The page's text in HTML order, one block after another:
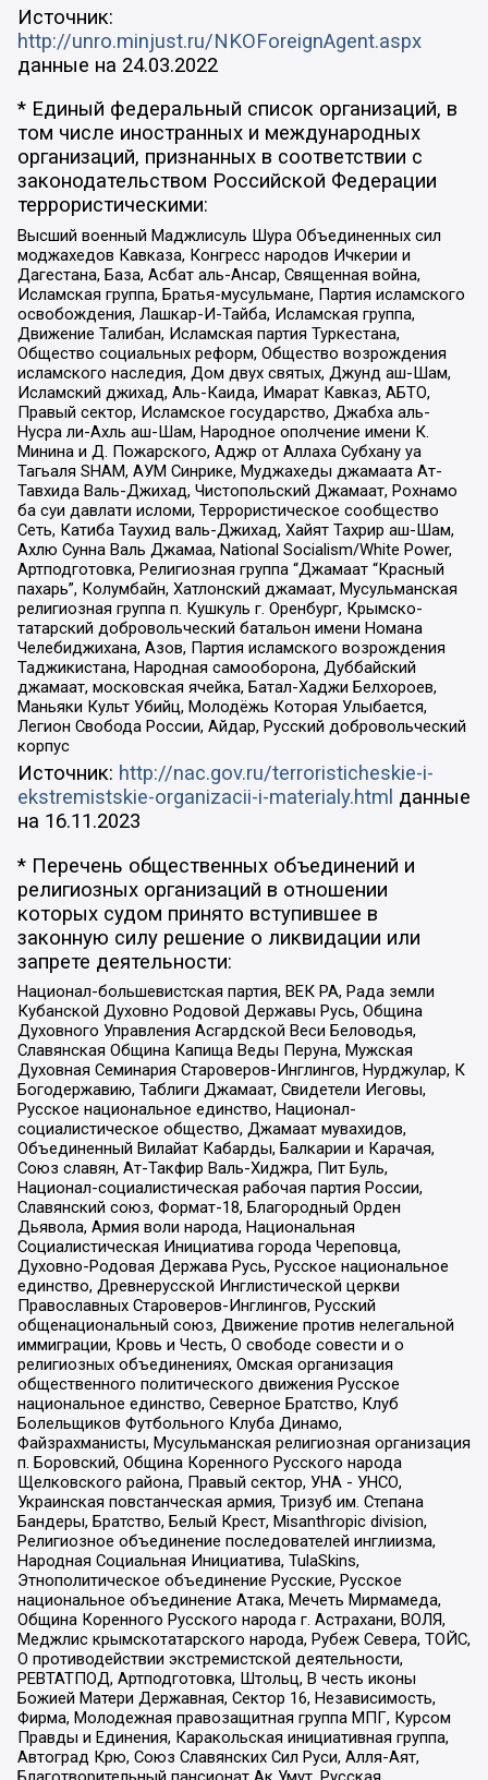
Источник:
http://unro.minjust.ru/NKOForeignAgent.aspx
данные на 24.03.2022
* Единый федеральный список организаций, в
том числе иностранных и международных
организаций, признанных в соответствии с
законодательством Российской Федерации
террористическими:
Высший военный Маджлисуль Шура Объединенных сил
моджахедов Кавказа, Конгресс народов Ичкерии и
Дагестана, База, Асбат аль-Ансар, Священная война,
Исламская группа, Братья-мусульмане, Партия исламского
освобождения, Лашкар-И-Тайба, Исламская группа,
Движение Талибан, Исламская партия Туркестана,
Общество социальных реформ, Общество возрождения
исламского наследия, Дом двух святых, Джунд аш-Шам,
Исламский джихад, Аль-Каида, Имарат Кавказ, АБТО,
Правый сектор, Исламское государство, Джабха аль-
Нусра ли-Ахль аш-Шам, Народное ополчение имени К.
Минина и Д. Пожарского, Аджр от Аллаха Субхану уа
Тагьаля SHAM, АУМ Синрике, Муджахеды джамаата Ат-
Тавхида Валь-Джихад, Чистопольский Джамаат, Рохнамо
ба суи давлати исломи, Террористическое сообщество
Сеть, Катиба Таухид валь-Джихад, Хайят Тахрир аш-Шам,
Ахлю Сунна Валь Джамаа, National Socialism/White Power,
Артподготовка, Религиозная группа “Джамаат “Красный
пахарь”, Колумбайн, Хатлонский джамаат, Мусульманская
религиозная группа п. Кушкуль г. Оренбург, Крымско-
татарский добровольческий батальон имени Номана
Челебиджихана, Азов, Партия исламского возрождения
Таджикистана, Народная самооборона, Дуббайский
джамаат, московская ячейка, Батал-Хаджи Белхороев,
Маньяки Культ Убийц, Молодёжь Которая Улыбается,
Легион Свобода России, Айдар, Русский добровольческий
корпус
Источник: http://nac.gov.ru/terroristicheskie-i-
ekstremistskie-organizacii-i-materialy.html данные
на 16.11.2023
* Перечень общественных объединений и
религиозных организаций в отношении
которых судом принято вступившее в
законную силу решение о ликвидации или
запрете деятельности:
Национал-большевистская партия, ВЕК РА, Рада земли
Кубанской Духовно Родовой Державы Русь, Община
Духовного Управления Асгардской Веси Беловодья,
Славянская Община Капища Веды Перуна, Мужская
Духовная Семинария Староверов-Инглингов, Нурджулар, К
Богодержавию, Таблиги Джамаат, Свидетели Иеговы,
Русское национальное единство, Национал-
социалистическое общество, Джамаат мувахидов,
Объединенный Вилайат Кабарды, Балкарии и Карачая,
Союз славян, Ат-Такфир Валь-Хиджра, Пит Буль,
Национал-социалистическая рабочая партия России,
Славянский союз, Формат-18, Благородный Орден
Дьявола, Армия воли народа, Национальная
Социалистическая Инициатива города Череповца,
Духовно-Родовая Держава Русь, Русское национальное
единство, Древнерусской Инглистической церкви
Православных Староверов-Инглингов, Русский
общенациональный союз, Движение против нелегальной
иммиграции, Кровь и Честь, О свободе совести и о
религиозных объединениях, Омская организация
общественного политического движения Русское
национальное единство, Северное Братство, Клуб
Болельщиков Футбольного Клуба Динамо,
Файзрахманисты, Мусульманская религиозная организация
п. Боровский, Община Коренного Русского народа
Щелковского района, Правый сектор, УНА - УНСО,
Украинская повстанческая армия, Тризуб им. Степана
Бандеры, Братство, Белый Крест, Misanthropic division,
Религиозное объединение последователей инглиизма,
Народная Социальная Инициатива, TulaSkins,
Этнополитическое объединение Русские, Русское
национальное объединение Атака, Мечеть Мирмамеда,
Община Коренного Русского народа г. Астрахани, ВОЛЯ,
Меджлис крымскотатарского народа, Рубеж Севера, ТОЙС,
О противодействии экстремистской деятельности,
РЕВТАТПОД, Артподготовка, Штольц, В честь иконы
Божией Матери Державная, Сектор 16, Независимость,
Фирма, Молодежная правозащитная группа МПГ, Курсом
Правды и Единения, Каракольская инициативная группа,
Автоград Крю, Союз Славянских Сил Руси, Алля-Аят,